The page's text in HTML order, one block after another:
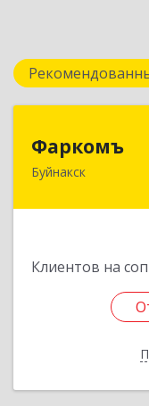
Фаркомъ
Буйнакск
Клиентов на